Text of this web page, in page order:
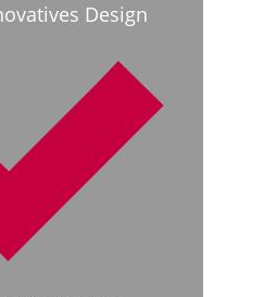
Design